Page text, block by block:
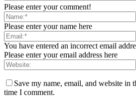
Please enter your comment!
Please enter your name here
You have entered an incorrect email
Please enter your email address here
Save my name, email, and website in
time I comment.